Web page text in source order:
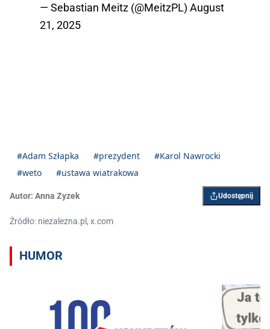
— Sebastian Meitz (@MeitzPL) August
21, 2025
#Adam Szłapka #prezydent
#Karol Nawrocki
#weto
#ustawa wiatrakowa
Autor: Anna Zyzek Udostępnij
Źródło: niezalezna.pl, x.com
HUMOR